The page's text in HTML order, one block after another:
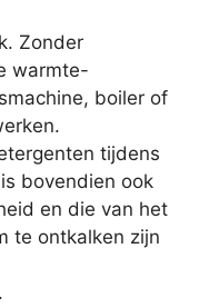
Zonder
warmte-
boiler of
tijdens
bovendien ook
en die van het
te ontkalken zijn